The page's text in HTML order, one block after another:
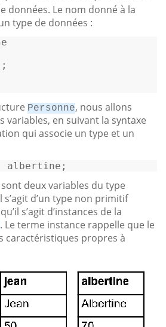
données. Le nom donné à la
type de données :
Personne, nous allons
variables, en suivant la syntaxe
qui associe un type et un
albertine;
sont deux variables du type
s’agit d’un type non primitif
s’agit d’instances de la
. Le terme instance rappelle que le
caractéristiques propres à